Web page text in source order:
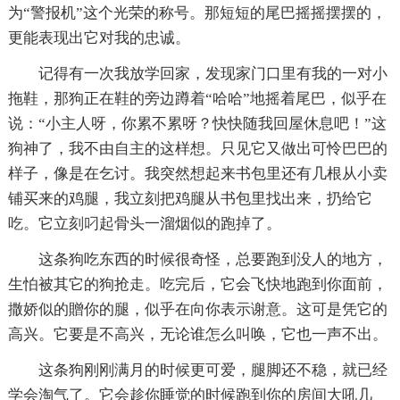
为“警报机”这个光荣的称号。那短短的尾巴摇摇摆摆的，
更能表现出它对我的忠诚。
记得有一次我放学回家，发现家门口里有我的一对小
拖鞋，那狗正在鞋的旁边蹲着“哈哈”地摇着尾巴，似乎在
说：“小主人呀，你累不累呀？快快随我回屋休息吧！”这
狗神了，我不由自主的这样想。只见它又做出可怜巴巴的
样子，像是在乞讨。我突然想起来书包里还有几根从小卖
铺买来的鸡腿，我立刻把鸡腿从书包里找出来，扔给它
吃。它立刻叼起骨头一溜烟似的跑掉了。
这条狗吃东西的时候很奇怪，总要跑到没人的地方，
生怕被其它的狗抢走。吃完后，它会飞快地跑到你面前，
撒娇似的贈你的腿，似乎在向你表示谢意。这可是凭它的
高兴。它要是不高兴，无论谁怎么叫唤，它也一声不出。
这条狗刚刚满月的时候更可爱，腿脚还不稳，就已经
学会淘气了。它会趁你睡觉的时候跑到你的房间大吼几